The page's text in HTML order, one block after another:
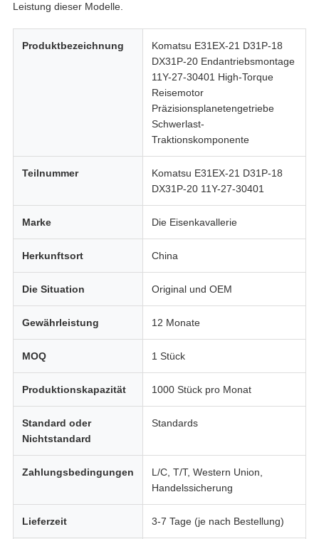
Leistung dieser Modelle.
Produktbezeichnung
Komatsu E31EX-21 D31P-18
DX31P-20 Endantriebsmontage
11Y-27-30401 High-Torque
Reisemotor
Präzisionsplanetengetriebe
Schwerlast-
Traktionskomponente
Teilnummer
Komatsu E31EX-21 D31P-18
DX31P-20 11Y-27-30401
Marke Die Eisenkavallerie
Herkunftsort China
Die Situation Original und OEM
Gewährleistung 12 Monate
MOQ 1 Stück
Produktionskapazität 1000 Stück pro Monat
Standard oder
Nichtstandard
Standards
Zahlungsbedingungen
L/C, T/T, Western Union,
Handelssicherung
Lieferzeit 3-7 Tage (je nach Bestellung)